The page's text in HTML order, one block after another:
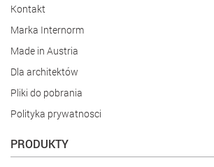
Kontakt
Marka Internorm
Made in Austria
Dla architektów
Pliki do pobrania
Polityka prywatnosci
PRODUKTY